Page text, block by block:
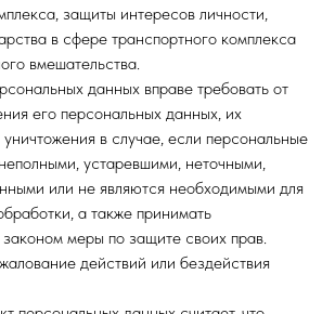
защиты интересов личности,
в сфере транспортного комплекса
вмешательства.
данных вправе требовать от
его персональных данных, их
в случае, если персональные
устаревшими, неточными,
или не являются необходимыми для
а также принимать
меры по защите своих прав.
действий или бездействия